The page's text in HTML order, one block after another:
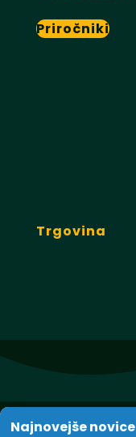
Priročniki
Trgovina
Najnovejše novice